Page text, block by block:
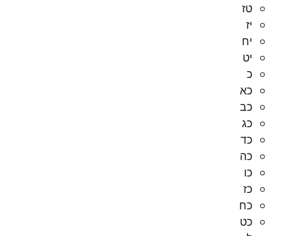
טז
יז
יח
יט
כ
כא
כב
כג
כד
כה
כו
כז
כח
כט